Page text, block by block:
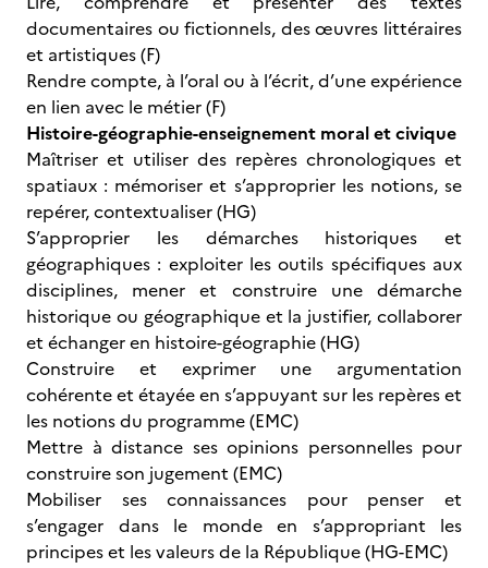
documentaires ou fictionnels, des œuvres littéraires
et artistiques (F)
Rendre compte, à l’oral ou à l’écrit, d’une expérience
en lien avec le métier (F)
Histoire-géographie-enseignement moral et civique
Maîtriser et utiliser des repères chronologiques et
spatiaux : mémoriser et s’approprier les notions, se
repérer, contextualiser (HG)
S’approprier les démarches historiques et
géographiques : exploiter les outils spécifiques aux
disciplines, mener et construire une démarche
historique ou géographique et la justifier, collaborer
et échanger en histoire-géographie (HG)
Construire et exprimer une argumentation
cohérente et étayée en s’appuyant sur les repères et
les notions du programme (EMC)
Mettre à distance ses opinions personnelles pour
construire son jugement (EMC)
Mobiliser ses connaissances pour penser et
s’engager dans le monde en s’appropriant les
principes et les valeurs de la République (HG-EMC)